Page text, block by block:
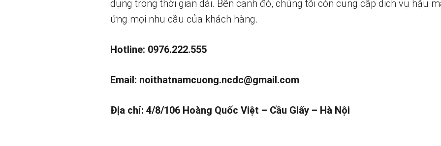
dụng trong thời gian dài. Bên cạnh đó, chúng tôi còn cung cấp dịch vụ hậu
ứng mọi nhu cầu của khách hàng.
Hotline: 0976.222.555
Email: noithatnamcuong.ncdc@gmail.com
Địa chỉ: 4/8/106 Hoàng Quốc Việt – Cầu Giấy – Hà Nội